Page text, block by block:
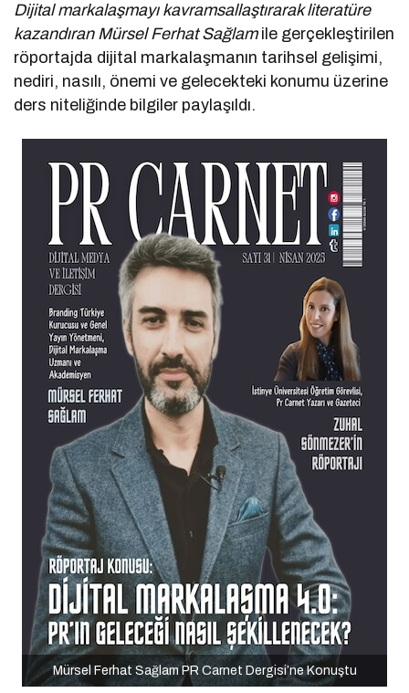
Dijital markalaşmayı kavramsallaştırarak literatüre
kazandıran Mürsel Ferhat Sağlamile gerçekleştirilen
röportajda dijital markalaşmanın tarihsel gelişimi,
nediri, nasılı, önemi ve gelecekteki konumu üzerine
ders niteliğinde bilgiler paylaşıldı.
Mürsel Ferhat Sağlam PR Carnet Dergisi’ne Konuştu